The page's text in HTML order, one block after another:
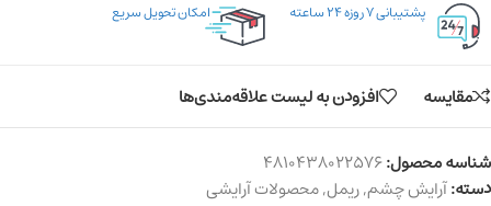
پشتیبانی ۷ روزه ۲۴ ساعته امکان تحویل سریع
مقایسه افزودن به لیست علاقه‌مندی‌ها
شناسه محصول:4810438022576
دسته:آرایش چشم,ریمل,محصولات آرایشی